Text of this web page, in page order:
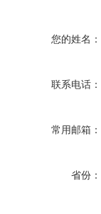
您的姓名：
联系电话：
常用邮箱：
省份：